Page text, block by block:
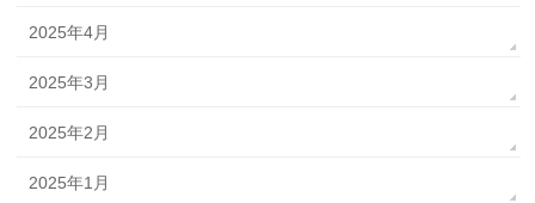
2025年4月
2025年3月
2025年2月
2025年1月